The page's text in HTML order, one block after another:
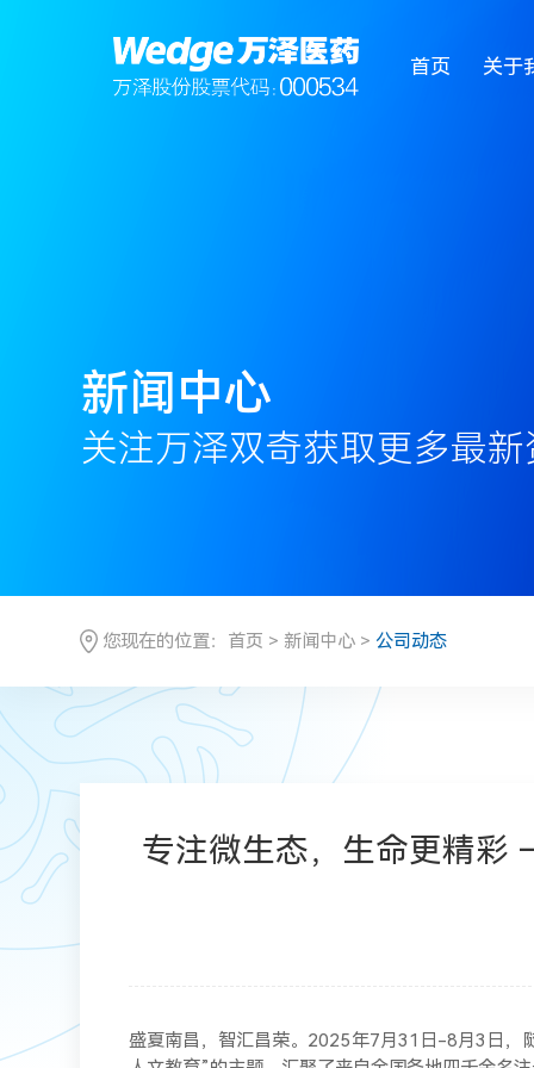
首页 关于
新闻中心
关注万泽双奇获取更多最新
您现在的位置： 首页 > 新闻中心> 公司动态
专注微生态，生命更精
盛夏南昌，智汇昌荣。2025年7月31日-8月3日，